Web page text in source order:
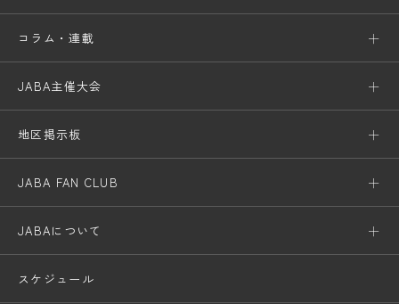
コラム・連載
JABA主催大会
地区掲示板
JABA FAN CLUB
JABAについて
スケジュール